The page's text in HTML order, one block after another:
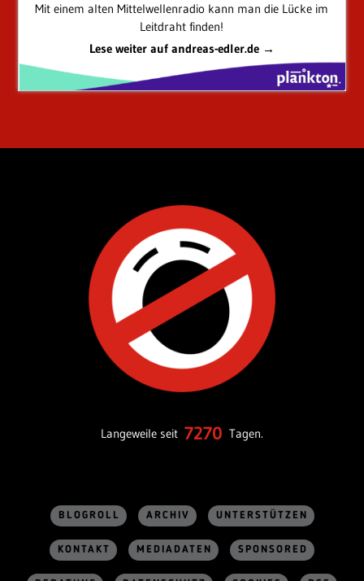
Mit einem alten Mittelwellenradio kann man die Lücke im
Leitdraht finden!
Lese weiter auf andreas-edler.de →
Langeweile seit 7270 Tagen.
BLOGROLL ARCHIV UNTERSTÜTZEN
KONTAKT MEDIADATEN SPONSORED